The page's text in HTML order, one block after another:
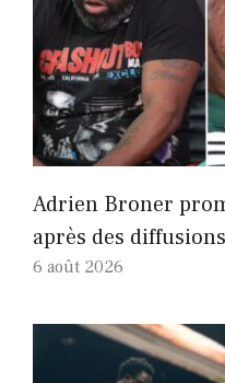
Adrien Broner
après des
6 août 2026